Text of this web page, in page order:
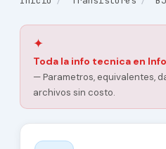
✦
Toda la info tecnica en
— Parametros, equivalentes,
archivos sin costo.